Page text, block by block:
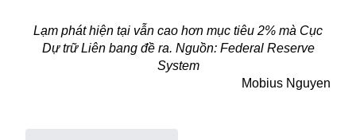
Lạm phát hiện tại vẫn cao hơn mục tiêu 2% mà Cục
Dự trữ Liên bang đề ra. Nguồn: Federal Reserve
System
Mobius Nguyen